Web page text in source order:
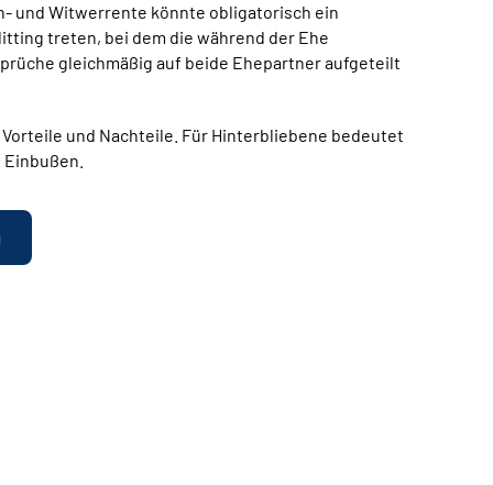
und Witwerrente könnte obligatorisch ein
treten, bei dem die während der Ehe
gleichmäßig auf beide Ehepartner aufgeteilt
und Nachteile. Für Hinterbliebene bedeutet